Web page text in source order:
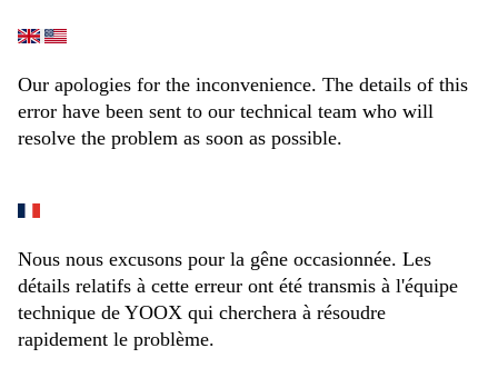
Our apologies for the inconvenience. The details of this
error have been sent to our technical team who will
resolve the problem as soon as possible.
Nous nous excusons pour la gêne occasionnée. Les
détails relatifs à cette erreur ont été transmis à l'équipe
technique de YOOX qui cherchera à résoudre
rapidement le problème.